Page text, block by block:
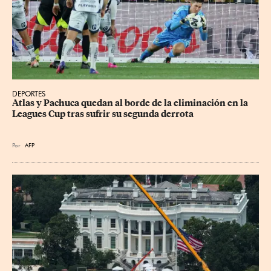
DEPORTES
Atlas y Pachuca quedan al borde de la eliminación en la
Leagues Cup tras sufrir su segunda derrota
Por AFP